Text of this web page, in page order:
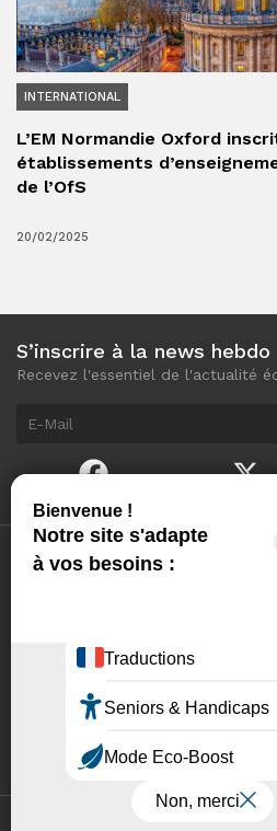
INTERNATIONAL
L’EM Normandie Oxford
établissements
de l’OfS
20/02/2025
S’inscrire à la news hebdo
Recevez l'essentiel de l'actualité
Normandinamik sélectionne pour
l'essentiel de l'actualité
VOTRE